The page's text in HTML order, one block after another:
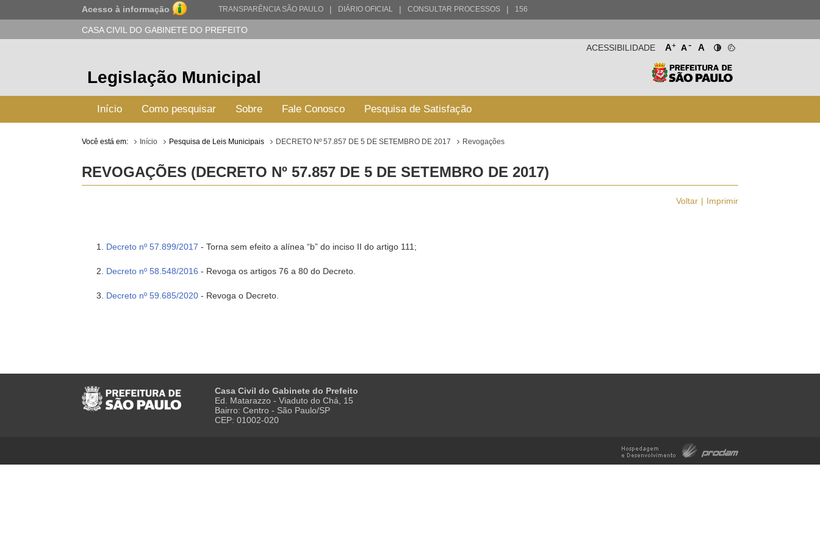
Acesso à informação TRANSPARÊNCIA SÃO PAULO | DIÁRIO OFICIAL | CONSULTAR PROCESSOS | 156
CASA CIVIL DO GABINETE DO PREFEITO
A+ A- A
ACESSIBILIDADE
Legislação Municipal
Início Como pesquisar Sobre Fale Conosco Pesquisa de Satisfação
Você está em: Início Pesquisa de Leis Municipais DECRETO Nº 57.857 DE 5 DE SETEMBRO DE 2017 Revogações
REVOGAÇÕES (DECRETO Nº 57.857 DE 5 DE SETEMBRO DE 2017)
Voltar Imprimir
Decreto nº 57.899/2017 - Torna sem efeito a alínea “b” do inciso II do artigo 111;
Decreto nº 58.548/2016 - Revoga os artigos 76 a 80 do Decreto.
Decreto nº 59.685/2020 - Revoga o Decreto.
Casa Civil do Gabinete do Prefeito
Ed. Matarazzo - Viaduto do Chá, 15
Bairro: Centro - São Paulo/SP
CEP: 01002-020